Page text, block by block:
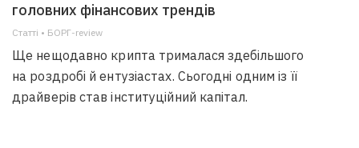
головних фінансових трендів
Статті • БОРГ-review
Ще нещодавно крипта трималася здебільшого
на роздробі й ентузіастах. Сьогодні одним із її
драйверів став інституційний капітал.